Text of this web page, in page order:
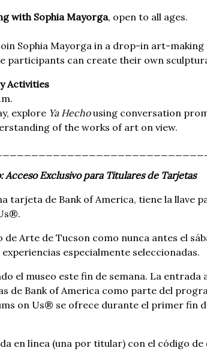
with Sophia Mayorga, open to all ages.
Sophia Mayorga in a drop-in art-
participants can create their own
Activities
explore Ya Hechousing conversation
of the works of art on view.
Acceso Exclusivo para Titulares de Tarjetas
tarjeta de Bank of America, tiene la llave
de Arte de Tucson como nunca antes el
experiencias especialmente seleccionadas.
el museo este fin de semana. La entrada
de Bank of America como parte del
on Us® se ofrece durante el primer fin
en línea (una por titular) con el código